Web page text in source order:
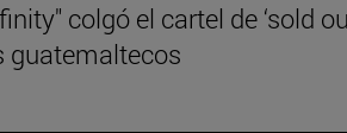
colgó el cartel de ‘sold
guatemaltecos